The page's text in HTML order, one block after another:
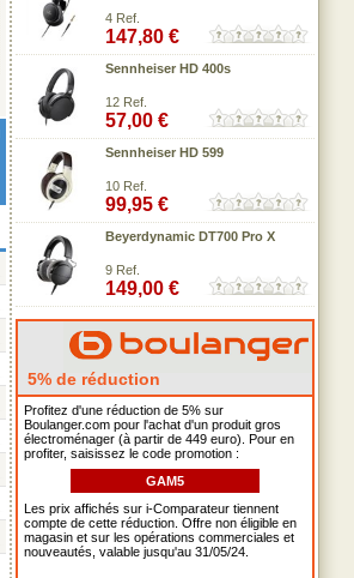
4 Ref.
147,80 €
Sennheiser HD 400s
12 Ref.
57,00 €
Sennheiser HD 599
10 Ref.
99,95 €
Beyerdynamic DT700 Pro X
9 Ref.
149,00 €
5% de réduction
Profitez d'une réduction de 5% sur
Boulanger.com pour l'achat d'un produit gros
électroménager (à partir de 449 euro). Pour en
profiter, saisissez le code promotion :
GAM5
Les prix affichés sur i-Comparateur tiennent
compte de cette réduction. Offre non éligible en
magasin et sur les opérations commerciales et
nouveautés, valable jusqu'au 31/05/24.